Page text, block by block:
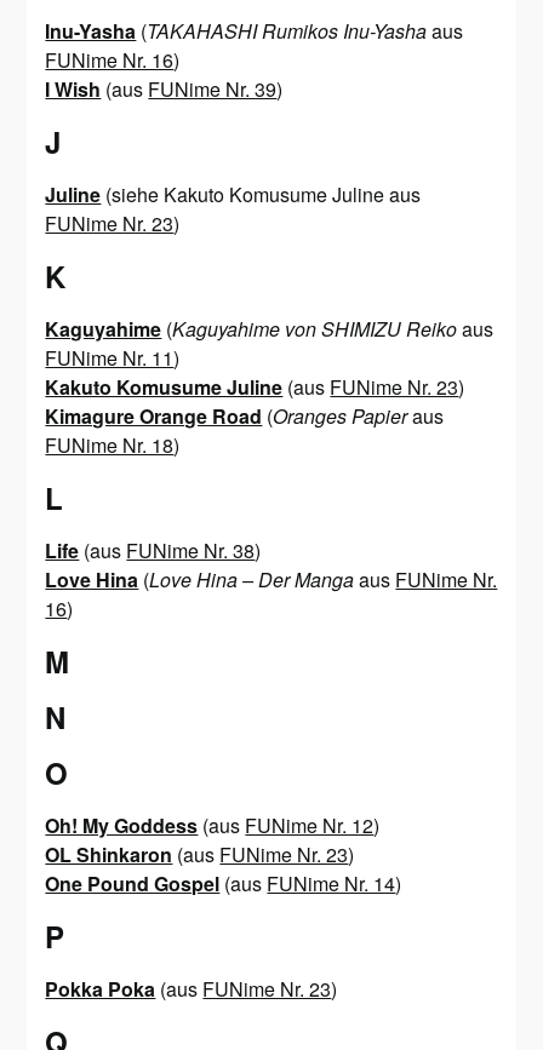
Inu-Yasha (TAKAHASHI Rumikos Inu-Yashaaus
FUNime Nr. 16)
I Wish (aus FUNime Nr. 39)
J
Juline (siehe Kakuto Komusume Juline aus
FUNime Nr. 23)
K
Kaguyahime (Kaguyahime von SHIMIZU Reikoaus
FUNime Nr. 11)
Kakuto Komusume Juline (aus FUNime Nr. 23)
Kimagure Orange Road (Oranges Papieraus
FUNime Nr. 18)
L
Life (aus FUNime Nr. 38)
Love Hina (Love Hina – Der Mangaaus FUNime Nr.
16)
M
N
O
Oh! My Goddess (aus FUNime Nr. 12)
OL Shinkaron (aus FUNime Nr. 23)
One Pound Gospel (aus FUNime Nr. 14)
P
Pokka Poka (aus FUNime Nr. 23)
Q